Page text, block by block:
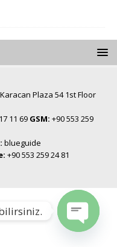
Plaza 54 1st Floor
11 69 GSM: +90 553 259
blueguide
+90 553 259 24 81